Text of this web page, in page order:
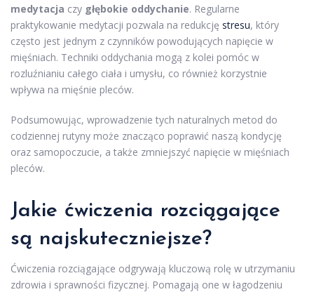
medytacja czy głębokie oddychanie. Regularne
praktykowanie medytacji pozwala na redukcję stresu, który
często jest jednym z czynników powodujących napięcie w
mięśniach. Techniki oddychania mogą z kolei pomóc w
rozluźnianiu całego ciała i umysłu, co również korzystnie
wpływa na mięśnie pleców.
Podsumowując, wprowadzenie tych naturalnych metod do
codziennej rutyny może znacząco poprawić naszą kondycję
oraz samopoczucie, a także zmniejszyć napięcie w mięśniach
pleców.
Jakie ćwiczenia rozciągające
są najskuteczniejsze?
Ćwiczenia rozciągające odgrywają kluczową rolę w utrzymaniu
zdrowia i sprawności fizycznej. Pomagają one w łagodzeniu